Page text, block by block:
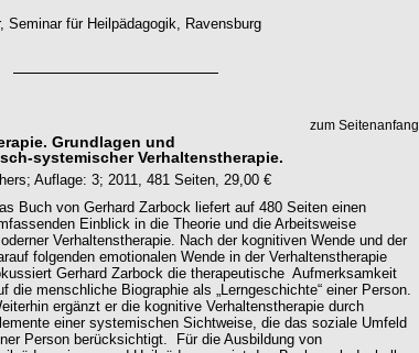
Seminar für Heilpädagogik, Ravensburg
zum Seitenanfang
Grundlagen und
systemischer Verhaltenstherapie.
Auflage: 3; 2011, 481 Seiten, 29,00 €
Buch von Gerhard Zarbock liefert auf 480 Seiten einen
Einblick in die Theorie und die Arbeitsweise
Verhaltenstherapie. Nach der kognitiven Wende und der
folgenden emotionalen Wende in der Verhaltenstherapie
Gerhard Zarbock die therapeutische Aufmerksamkeit
die menschliche Biographie als „Lerngeschichte“ einer Person.
ergänzt er die kognitive Verhaltenstherapie durch
einer systemischen Sichtweise, die das soziale Umfeld
Person berücksichtigt. Für die Ausbildung von